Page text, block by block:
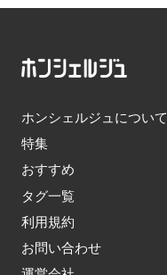
ホンシェルジュについて
特集
おすすめ
タグ一覧
利用規約
お問い合わせ